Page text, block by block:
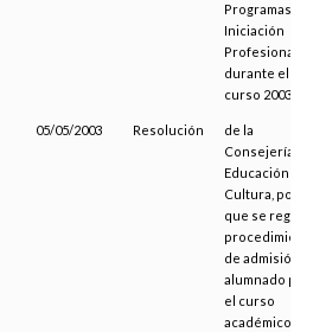
Programas de
Iniciación
Profesional
durante el
curso 2003/04
05/05/2003 Resolución
de la
Consejería de
Educación y
Cultura, por la
que se regula el
procedimiento
de admisión de
alumnado para
el curso
académico